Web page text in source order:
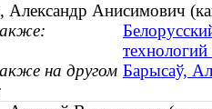
Александр Анисимович
на другом Барысаў,